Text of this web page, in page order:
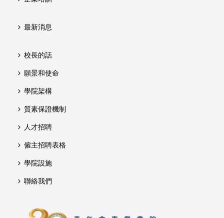
最新消息
校長的話
願景和使命
學院架構
質素保證機制
人才招聘
僱主招聘表格
學院設施
聯絡我們